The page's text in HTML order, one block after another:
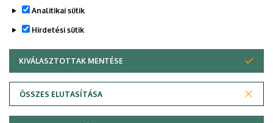
Adatvédelem
Analitikai sütik
Hirdetési sütik
KIVÁLASZTOTTAK MENTÉSE
ÖSSZES ELUTASÍTÁSA
WITHDRAW CONSENT